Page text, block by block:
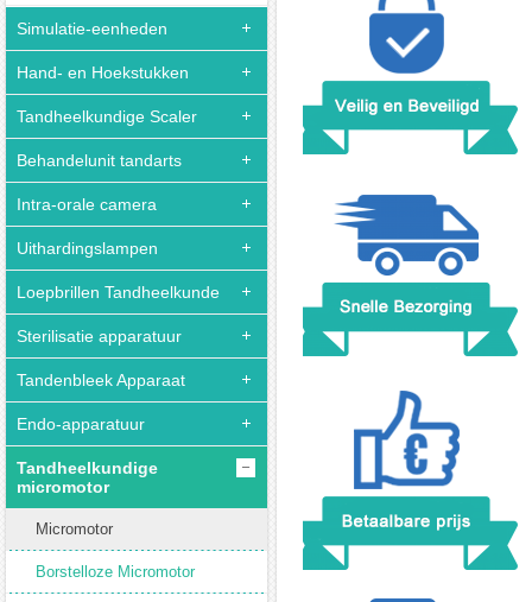
Simulatie-eenheden
Hand- en Hoekstukken
Tandheelkundige Scaler
Behandelunit tandarts
Intra-orale camera
Uithardingslampen
Loepbrillen Tandheelkunde
Sterilisatie apparatuur
Tandenbleek Apparaat
Endo-apparatuur
Tandheelkundige
micromotor
Micromotor
Borstelloze Micromotor
Tandheelkundige
micromotor
S03
Hoekstukken
Luchtmotor
handstuk